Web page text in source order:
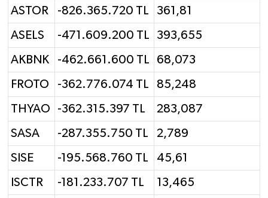
ASTOR -826.365.720 TL 361,81
ASELS -471.609.200 TL 393,655
AKBNK -462.661.600 TL 68,073
FROTO -362.776.074 TL 85,248
THYAO -362.315.397 TL 283,087
SASA -287.355.750 TL 2,789
SISE -195.568.760 TL 45,61
ISCTR -181.233.707 TL 13,465